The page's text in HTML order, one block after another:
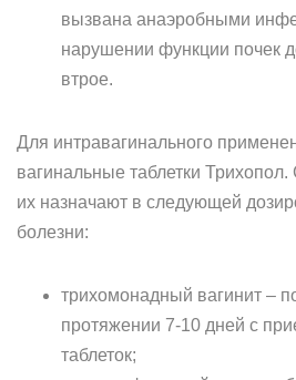
вызвана анаэробными
нарушении функции почек
втрое.
Для интравагинального
вагинальные таблетки Трихопол.
их назначают в следующей
болезни:
трихомонадный вагинит –
протяжении 7-10 дней с
таблеток;